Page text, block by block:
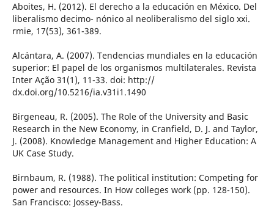
Aboites, H. (2012). El derecho a la educación en México. Del
liberalismo decimo- nónico al neoliberalismo del siglo xxi.
rmie, 17(53), 361-389.
Alcántara, A. (2007). Tendencias mundiales en la educación
superior: El papel de los organismos multilaterales. Revista
Inter Ação 31(1), 11-33. doi: http://
dx.doi.org/10.5216/ia.v31i1.1490
Birgeneau, R. (2005). The Role of the University and Basic
Research in the New Economy, in Cranfield, D. J. and Taylor,
J. (2008). Knowledge Management and Higher Education: A
UK Case Study.
Birnbaum, R. (1988). The political institution: Competing for
power and resources. In How colleges work (pp. 128-150).
San Francisco: Jossey-Bass.